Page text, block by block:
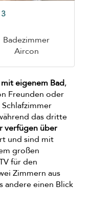
Badezimmer
Aircon
eigenem Bad,
Freunden oder
das dritte
verfügen über
und sind mit
großen
für den
Zimmern aus
andere einen Blick